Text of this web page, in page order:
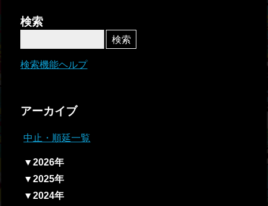
検索
検索機能ヘルプ
アーカイブ
中止・順延一覧
▼2026年
▼2025年
▼2024年